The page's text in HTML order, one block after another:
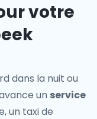
votre
dans la nuit ou
un service
un taxi de